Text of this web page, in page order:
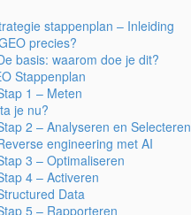
stappenplan – Inleiding
precies?
basis: waarom doe je dit?
Stappenplan
1 – Meten
je nu?
2 – Analyseren en Selecteren
engineering met AI
3 – Optimaliseren
4 – Activeren
Data
5 – Rapporteren